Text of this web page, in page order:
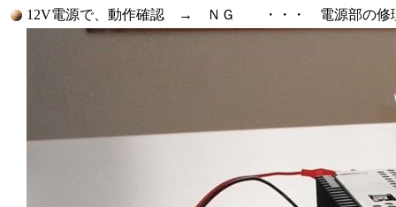
12V電源で、動作確認 → ＮＧ ・・・ 電源部の修